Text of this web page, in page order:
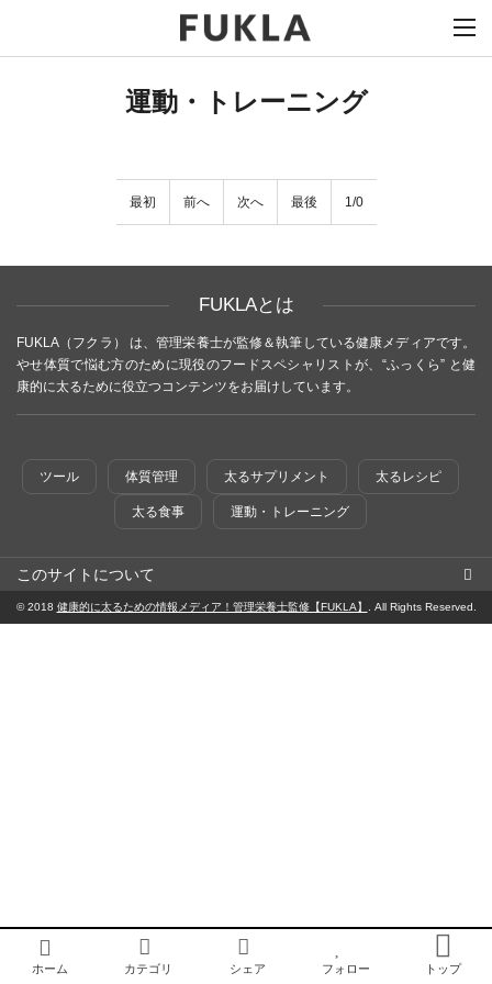
運動・トレーニング
最初 前へ 次へ 最後 1/0
FUKLAとは
FUKLA（フクラ） は、管理栄養士が監修＆執筆している健康メディアです。
やせ体質で悩む方のために現役のフードスペシャリストが、“ふっくら” と健
康的に太るために役立つコンテンツをお届けしています。
ツール 体質管理 太るサプリメント 太るレシピ
太る食事 運動・トレーニング
このサイトについて
© 2018 健康的に太るための情報メディア！管理栄養士監修【FUKLA】 . All Rights Reserved.
ホーム カテゴリ シェア フォロー トップ